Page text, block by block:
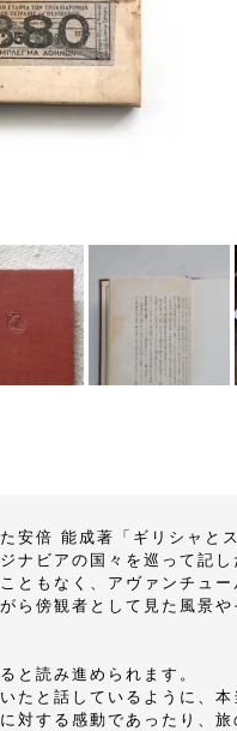
安倍 能成著「ギリシャと
ナビアの国々を巡って記し
ともなく、アヴァンチュ
ら傍観者として見た風景
と読み進められます。
たと話しているように、
対する感動であったり、